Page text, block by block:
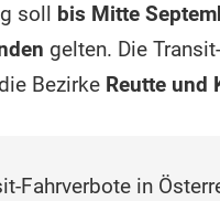
soll bis Mitte
gelten. Die
Bezirke Reutte und
Fahrverbote in